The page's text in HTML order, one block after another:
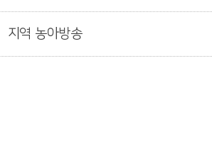
지역 농아방송